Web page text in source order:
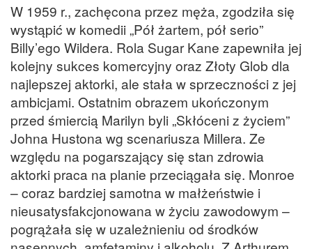
W 1959 r., zachęcona przez męża, zgodziła się
wystąpić w komedii „Pół żartem, pół serio”
Billy’ego Wildera. Rola Sugar Kane zapewniła jej
kolejny sukces komercyjny oraz Złoty Glob dla
najlepszej aktorki, ale stała w sprzeczności z jej
ambicjami. Ostatnim obrazem ukończonym
przed śmiercią Marilyn byli „Skłóceni z życiem”
Johna Hustona wg scenariusza Millera. Ze
względu na pogarszający się stan zdrowia
aktorki praca na planie przeciągała się. Monroe
– coraz bardziej samotna w małżeństwie i
nieusatysfakcjonowana w życiu zawodowym –
pogrążała się w uzależnieniu od środków